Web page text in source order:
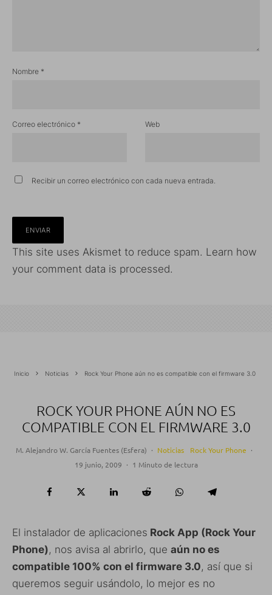
Nombre *
Correo electrónico * Web
Recibir un correo electrónico con cada nueva entrada.
This site uses Akismet to reduce spam. Learn how
your comment data is processed.
Inicio Noticias Rock Your Phone aún no es compatible con el firmware 3.0
ROCK YOUR PHONE AÚN NO ES
COMPATIBLE CON EL FIRMWARE 3.0
M. Alejandro W. García Fuentes (Esfera) · Noticias Rock Your Phone ·
19 junio, 2009 · 1 Minuto de lectura
El instalador de aplicaciones Rock App (Rock Your
Phone), nos avisa al abrirlo, que aún no es
compatible 100% con el firmware 3.0, así que si
queremos seguir usándolo, lo mejor es no